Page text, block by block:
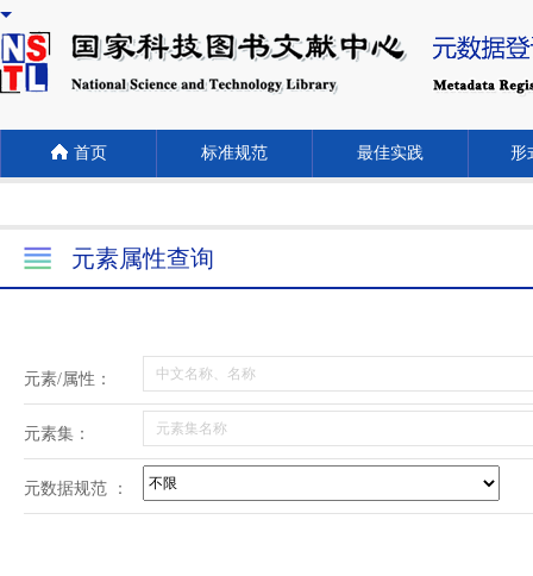
首页 标准规范 最佳实践 形
元素属性查询
元素/属性：
元素集：
元数据规范 ：